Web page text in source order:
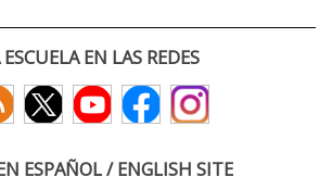
EN LAS REDES
ESPAÑOL / ENGLISH SITE